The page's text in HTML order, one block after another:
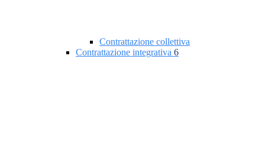
Contrattazione collettiva
Contrattazione integrativa 6